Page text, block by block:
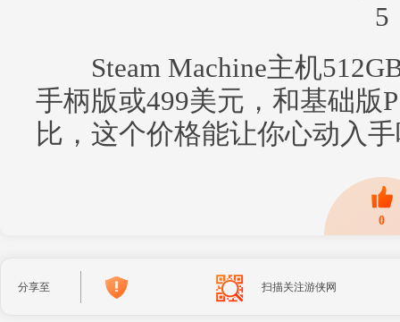
Steam Machine主机
手柄版或499美元，和基础版
比，这个价格能让你心动入手
0
分享至 扫描关注游侠网